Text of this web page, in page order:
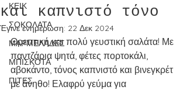
ΚΕΙΚ
ΣΟΚΟΛΑΤΑ
ΜΑΡΜΕΛΑΔΕΣ
ΜΠΙΣΚΟΤΑ
ΠΙΤΕΣ
και καπνιστό τόνο
Έγινε ενημέρωση: 22 Δεκ 2024
Θρεπτική και πολύ γευστική σαλάτα! Με
παντζάρια ψητά, φέτες πορτοκάλι,
αβοκάντο, τόνος καπνιστό και βινεγκρέτ
με άνηθο! Ελαφρύ γεύμα για